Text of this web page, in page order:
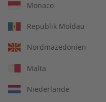
Monaco
Republik Moldau
Nordmazedonien
Malta
Niederlande